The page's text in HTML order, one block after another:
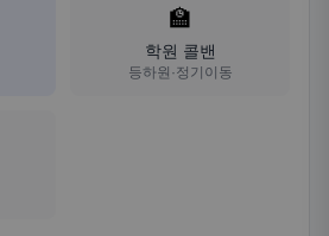
🏫
학원 콜밴
등하원·정기이동